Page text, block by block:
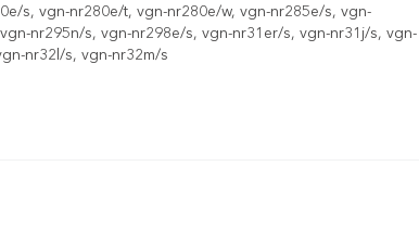
s, vgn-nr280e/t, vgn-nr280e/w, vgn-nr285e/s, vgn-
nr295n/s, vgn-nr298e/s, vgn-nr31er/s, vgn-nr31j/s, vgn-
nr32l/s, vgn-nr32m/s